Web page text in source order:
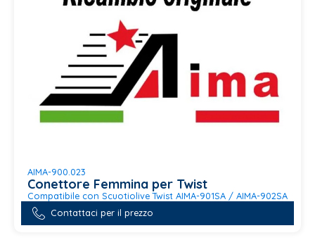
AIMA-900.023
Conettore Femmina per Twist
Compatibile con Scuotiolive Twist AIMA-901SA / AIMA-902SA
Contattaci per il prezzo